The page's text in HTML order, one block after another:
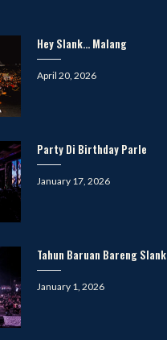
Hey Slank… Malang
Posted
April 20, 2026
Party Di Birthday Parle
Posted
January 17, 2026
Tahun Baruan Bareng Slank
Posted
January 1, 2026